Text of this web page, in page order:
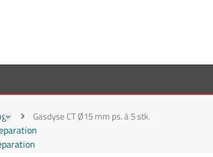
Gasdyse CT Ø15 mm ps. á 5 stk.